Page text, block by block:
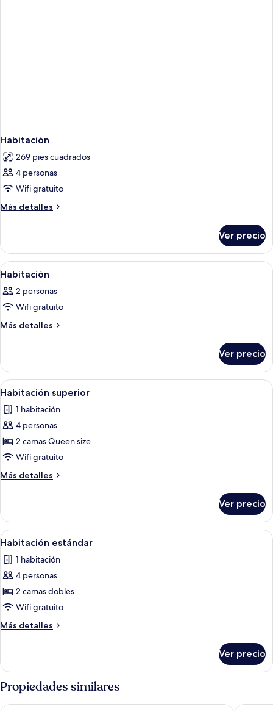
Habitación
269 pies cuadrados
4 personas
Wifi gratuito
Más detalles
Más
Ver precio
Abrir
todas
las
fotos
de
Habitación de hotel con dos camas,
5
Habitación
2 personas
Wifi gratuito
Más detalles
Más
Ver precio
Abrir
todas
las
fotos
de
Habitación
superior
Una habitación de hotel con dos
5
Habitación superior
1 habitación
4 personas
2 camas Queen size
Wifi gratuito
Más detalles
Más
superior
Ver precio
Abrir
todas
las
fotos
de
Habitación
estándar
Una habitación de hotel con dos
1
Habitación estándar
1 habitación
4 personas
2 camas dobles
Wifi gratuito
Más detalles
Más
estándar
Ver precio
Propiedades similares